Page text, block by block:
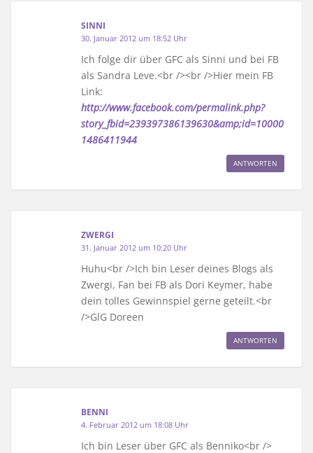
SINNI
30. Januar 2012 um 18:52 Uhr
Ich folge dir über GFC als Sinni und bei FB
als Sandra Leve.<br /><br />Hier mein FB
Link:
http://www.facebook.com/permalink.php?
story_fbid=239397386139630&amp;id=10000
1486411944
ANTWORTEN
ZWERGI
31. Januar 2012 um 10:20 Uhr
Huhu<br />Ich bin Leser deines Blogs als
Zwergi, Fan bei FB als Dori Keymer, habe
dein tolles Gewinnspiel gerne geteilt.<br
/>GlG Doreen
ANTWORTEN
BENNI
4. Februar 2012 um 18:08 Uhr
Ich bin Leser über GFC als Benniko<br />